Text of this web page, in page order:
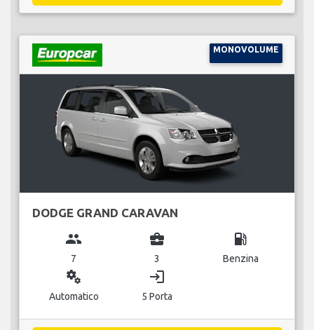
MONOVOLUME
DODGE GRAND CARAVAN
group
7
business_center
3
local_gas_station
Benzina
miscellaneous_services
Automatico
login
5 Porta